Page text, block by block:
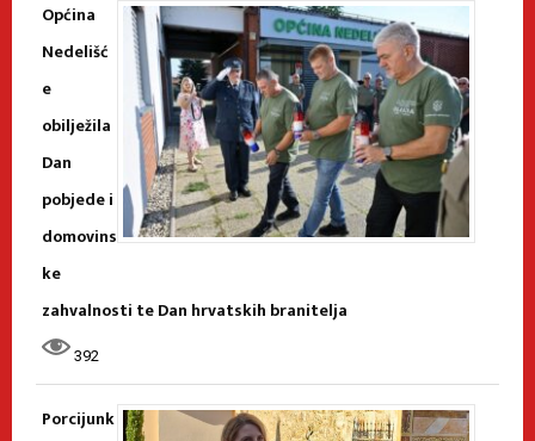
Općina
Nedelišć
e
obilježila
Dan
pobjede i
domovins
ke
zahvalnosti te Dan hrvatskih branitelja
392
Porcijunk